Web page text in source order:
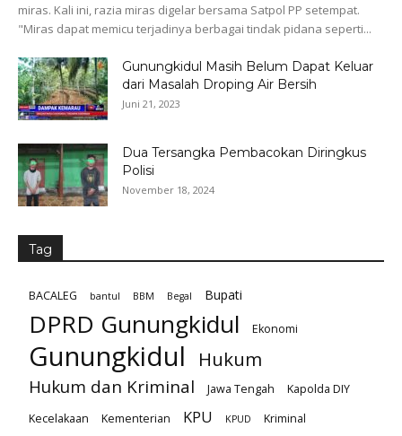
miras. Kali ini, razia miras digelar bersama Satpol PP setempat.
"Miras dapat memicu terjadinya berbagai tindak pidana seperti...
Gunungkidul Masih Belum Dapat Keluar
dari Masalah Droping Air Bersih
Juni 21, 2023
Dua Tersangka Pembacokan Diringkus
Polisi
November 18, 2024
Tag
BACALEG bantul BBM Begal Bupati
DPRD Gunungkidul Ekonomi
Gunungkidul Hukum
Hukum dan Kriminal Jawa Tengah
Kapolda DIY
Kecelakaan
Kementerian KPU KPUD
Kriminal